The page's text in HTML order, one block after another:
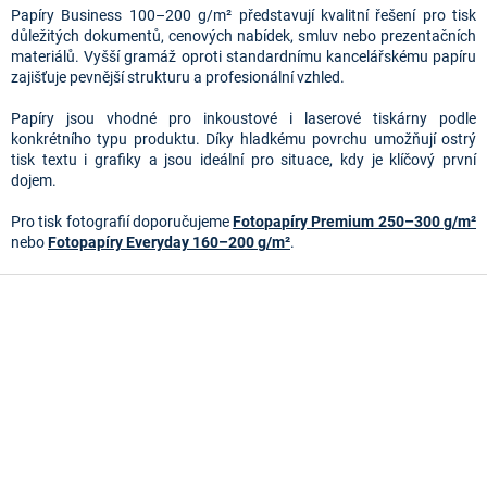
l
á
d
a
í
p
r
y
v
p
Papíry Business 100–200 g/m² představují kvalitní řešení pro tisk
důležitých dokumentů, cenových nabídek, smluv nebo prezentačních
materiálů. Vyšší gramáž oproti standardnímu kancelářskému papíru
zajišťuje pevnější strukturu a profesionální vzhled.
Papíry jsou vhodné pro inkoustové i laserové tiskárny podle
konkrétního typu produktu. Díky hladkému povrchu umožňují ostrý
tisk textu i grafiky a jsou ideální pro situace, kdy je klíčový první
dojem.
Pro tisk fotografií doporučujemeFotopapíry Premium 250–300 g/m²
neboFotopapíry Everyday 160–200 g/m².